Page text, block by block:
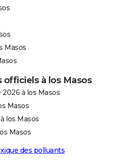
Masos
officiels à los Masos
à los Masos
Masos
los Masos
Masos
des polluants